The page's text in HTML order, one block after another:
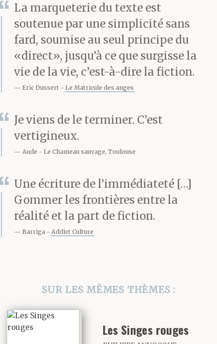
redresser.
Après cet incident, on a
eu du mal à la refaire
marcher. Elle avait
peur, elle flippait de
tout. Peur qu’on la
casse, peur des
Il fallait la soulever
à deux et la soutenir
sous les bras. Elle
comme si elle cherchait
à être le plus près du sol
pour s’y asseoir, et puis
La marqueterie du texte est
soutenue par une simplicité sans
fard, soumise au seul principe du
«direct», jusqu’à ce que surgisse la
vie de la vie, c’est-à-dire la fiction.
Eric Dussert Le Matricule des anges
Je viens de le terminer. C’est
vertigineux.
Aude Le Chameau sauvage, Toulouse
Une écriture de l’immédiateté […]
Gommer les frontières entre la
réalité et la part de fiction.
Barriga Addict Culture
SUR LES MÊMES THÈMES :
Les Singes rouges